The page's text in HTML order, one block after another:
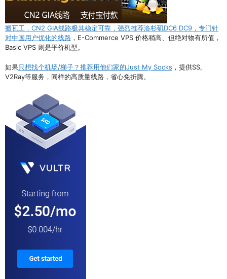
搬瓦工，CN2 GIA线路极其稳定可靠，强烈推荐洛杉矶DC6 DC9，专门针
对中国用户优化的线路 ，E-Commerce VPS 价格稍高、但绝对物有所值，
Basic VPS 则是平价机型。
如果只想找个机场/梯子？推荐用他们家的Just My Socks ，提供SS,
V2Ray等服务，同样的高质量线路，省心免折腾。